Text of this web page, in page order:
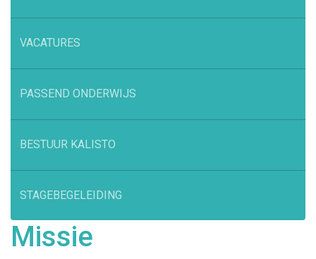
VACATURES
PASSEND ONDERWIJS
BESTUUR KALISTO
STAGEBEGELEIDING
Missie